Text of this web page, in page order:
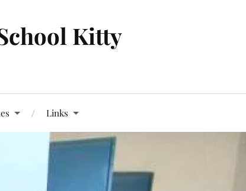
Kitty
Links